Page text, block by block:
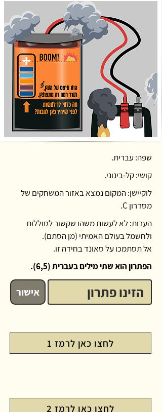
שפה: עברית.
קושי: קל-בינוני.
לוקיישן: המקום נמצא באזור המשחקים של
מסדרון C.
הערות: לא לעשות משהו שקשור לסוללות
ולחשמל בעולם האמיתי (מן הסתם).
אל תסתמכו על סאונד בחידה זו.
הפתרון הוא שתי מילים בעברית (6,5)
.
אישור
לחצו כאן לרמז 1
לחצו כאן לרמז 2